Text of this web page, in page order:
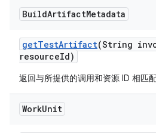
BuildArtifactMetadata
getTestArtifact(String
resourceId)
返回与所提供的调用和资源 ID 相匹
WorkUnit